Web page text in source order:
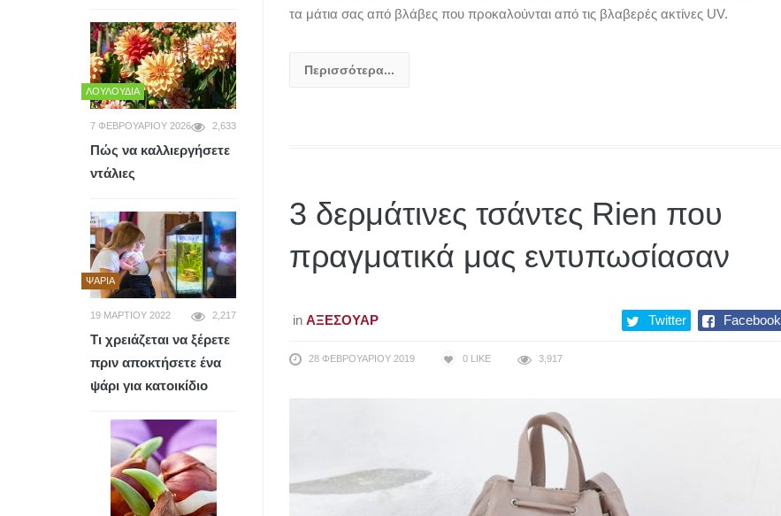
τα μάτια σας από βλάβες που προκαλούνται από τις βλαβερές ακτίνες UV.
Περισσότερα...
3 δερμάτινες τσάντες Rien που
πραγματικά μας εντυπωσίασαν
in ΑΞΕΣΟΥΆΡ Twitter Facebook
28 ΦΕΒΡΟΥΑΡΊΟΥ 2019 0 LIKE 3,917
ΛΟΥΛΟΎΔΙΑ
7 ΦΕΒΡΟΥΑΡΊΟΥ 2026 2,633
Πώς να καλλιεργήσετε
ντάλιες
ΨΆΡΙΑ
19 ΜΑΡΤΊΟΥ 2022 2,217
Τι χρειάζεται να ξέρετε
πριν αποκτήσετε ένα
ψάρι για κατοικίδιο